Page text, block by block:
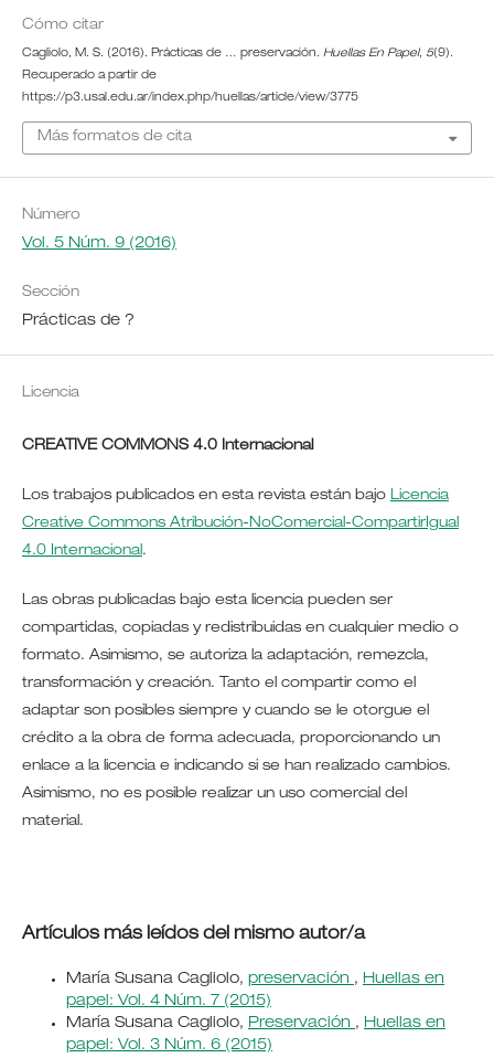
Cómo citar
Cagliolo, M. S. (2016). Prácticas de … preservación. Huellas En Papel, 5(9).
Recuperado a partir de
https://p3.usal.edu.ar/index.php/huellas/article/view/3775
Más formatos de cita
Número
Vol. 5 Núm. 9 (2016)
Sección
Prácticas de ?
Licencia
CREATIVE COMMONS 4.0 Internacional
Los trabajos publicados en esta revista están bajo Licencia
Creative Commons Atribución-NoComercial-CompartirIgual
4.0 Internacional.
Las obras publicadas bajo esta licencia pueden ser
compartidas, copiadas y redistribuidas en cualquier medio o
formato. Asimismo, se autoriza la adaptación, remezcla,
transformación y creación. Tanto el compartir como el
adaptar son posibles siempre y cuando se le otorgue el
crédito a la obra de forma adecuada, proporcionando un
enlace a la licencia e indicando si se han realizado cambios.
Asimismo, no es posible realizar un uso comercial del
material.
Artículos más leídos del mismo autor/a
María Susana Cagliolo, preservación , Huellas en
papel: Vol. 4 Núm. 7 (2015)
María Susana Cagliolo, Preservación , Huellas en
papel: Vol. 3 Núm. 6 (2015)